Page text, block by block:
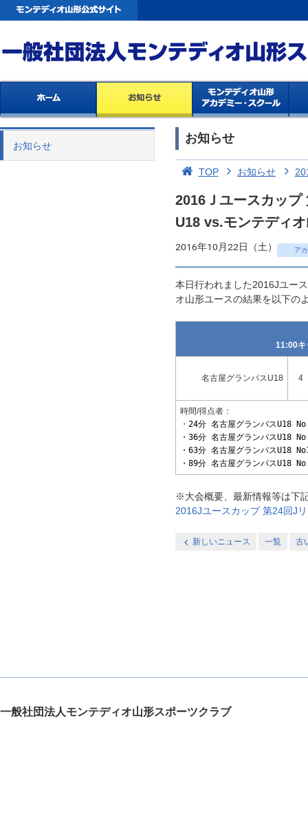
お知らせ
お知らせ
TOP お知らせ
2016Ｊユースカップ
U18 vs.モンテディ
2016年10月22日（土） ア
本日行われました2016Jユー
オ山形ユースの結果を以下の
11:00キ
名古屋グランパスU18 4
時間/得点者：
・ 24分 名古屋グランパスU18
・36分 名古屋グランパスU18
・63分 名古屋グランパスU18
・89分 名古屋グランパスU18
※大会概要、最新情報等は下
2016Jユースカップ 第24回J
新しいニュース 一覧 古
一般社団法人モンテディオ山形スポーツクラブ